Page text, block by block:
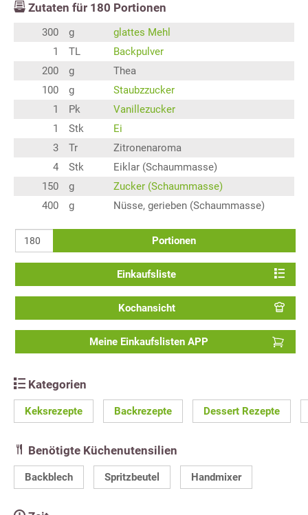
Zutaten für 180 Portionen
300 g
glattes Mehl
1
TL
Backpulver
200
g
Thea
100
g
Staubzzucker
1
Pk
Vanillezucker
1
Stk
Ei
3
Tr
Zitronenaroma
4
Stk
Eiklar (Schaummasse)
150
g
Zucker (Schaummasse)
400
g Nüsse, gerieben (Schaummasse)
Portionen
Einkaufsliste
Kochansicht
Meine Einkaufslisten APP
Kategorien
Keksrezepte Backrezepte Dessert Rezepte
Benötigte Küchenutensilien
Backblech Spritzbeutel Handmixer